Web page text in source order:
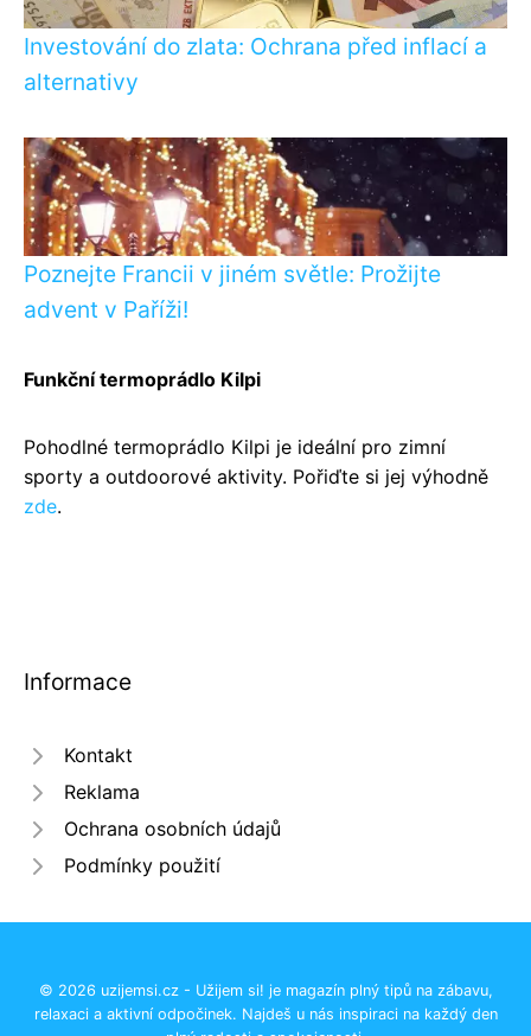
Investování do zlata: Ochrana před inflací a
alternativy
Poznejte Francii v jiném světle: Prožijte
advent v Paříži!
Funkční termoprádlo Kilpi
Pohodlné termoprádlo Kilpi je ideální pro zimní
sporty a outdoorové aktivity. Pořiďte si jej výhodně
zde.
Informace
Kontakt
Reklama
Ochrana osobních údajů
Podmínky použití
© 2026 uzijemsi.cz - Užijem si! je magazín plný tipů na zábavu,
relaxaci a aktivní odpočinek. Najdeš u nás inspiraci na každý den